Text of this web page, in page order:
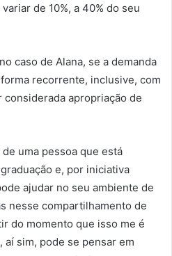
de 10%, a 40% do seu
caso de Alana, se a demanda
recorrente, inclusive, com
apropriação de
uma pessoa que está
e, por iniciativa
ajudar no seu ambiente de
nesse compartilhamento de
do momento que isso me é
sim, pode se pensar em